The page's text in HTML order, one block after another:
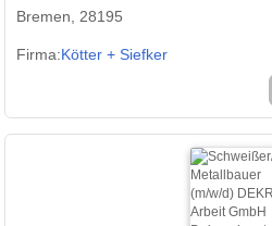
Bremen, 28195
Firma:Kötter + Siefker